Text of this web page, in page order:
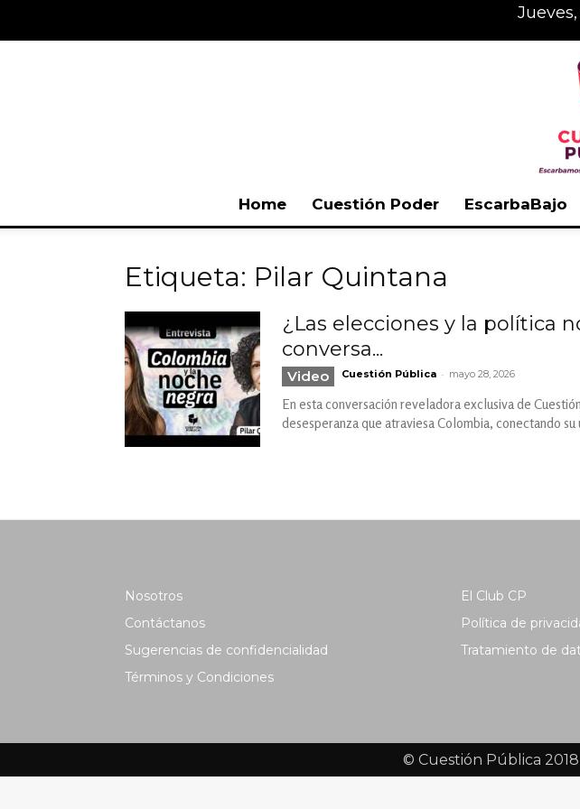
Home Cuestión Poder EscarbaBajo
Etiqueta: Pilar Quintana
¿Las elecciones y la política
conversa...
Video Cuestión Pública - mayo 28, 2026
En esta conversación reveladora exclusiva de
desesperanza que atraviesa Colombia, conectando
Nosotros
Contáctanos
Sugerencias de confidencialidad
Términos y Condiciones
El Club CP
Política de
Tratamiento de
© Cuestión Pública